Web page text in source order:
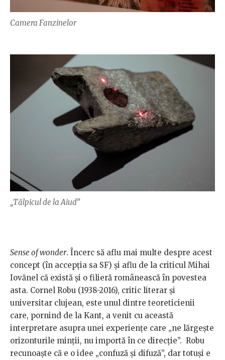
Camera Fanzinelor
„Tălpicul de la Aiud”
Sense of wonder. Încerc să aflu mai multe despre acest
concept (în accepția sa SF) și aflu de la criticul Mihai
Iovănel că există și o filieră românească în povestea
asta. Cornel Robu (1938-2016), critic literar și
universitar clujean, este unul dintre teoreticienii
care, pornind de la Kant, a venit cu această
interpretare asupra unei experiențe care „ne lărgește
orizonturile minții, nu importă în ce direcție”. Robu
recunoaște că e o idee „confuză și difuză”, dar totuși e